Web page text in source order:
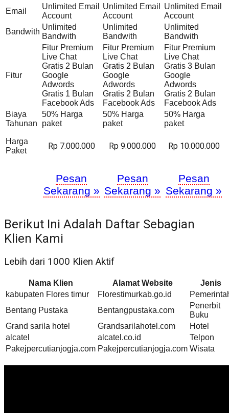
Email
Unlimited Email
Account
Unlimited Email
Account
Unlimited Email
Account
Bandwith
Unlimited
Bandwith
Unlimited
Bandwith
Unlimited
Bandwith
Fitur
Fitur Premium
Live Chat
Gratis 2 Bulan
Google
Adwords
Gratis 1 Bulan
Facebook Ads
Fitur Premium
Live Chat
Gratis 2 Bulan
Google
Adwords
Gratis 2 Bulan
Facebook Ads
Fitur Premium
Live Chat
Gratis 3 Bulan
Google
Adwords
Gratis 2 Bulan
Facebook Ads
Biaya
Tahunan
50% Harga
paket
50% Harga
paket
50% Harga
paket
Harga
Paket
Rp 7.000.000 Rp 9.000.000 Rp 10.000.000
Pesan
Sekarang »
Pesan
Sekarang »
Pesan
Sekarang »
Berikut Ini Adalah Daftar Sebagian
Klien Kami
Lebih dari 1000 Klien Aktif
Nama Klien Alamat Website
Jenis
kabupaten Flores timur
Florestimurkab.go.id
Bentang Pustaka
Bentangpustaka.com
Penerbit
Buku
Grand sarila hotel
Grandsarilahotel.com
Hotel
alcatel
alcatel.co.id
Telpon
Pakejpercutianjogja.com Pakejpercutianjogja.com Wisata